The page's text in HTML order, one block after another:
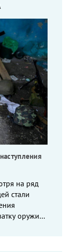
на ряд
стали
оружия,